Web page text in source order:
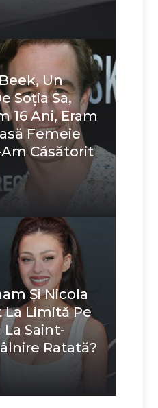
Un
Soția Sa,
16 Ani, Eram
Femeie
Căsătorit
Și Nicola
La Limită Pe
La Saint-
Ratată?